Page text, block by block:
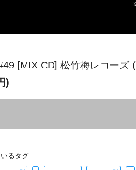
[MIX CD] 松竹梅レコーズ
)
るタグ